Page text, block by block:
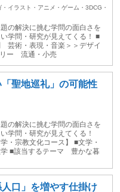
イラスト・アニメ・ゲーム・3DCG・
の解決に挑む学問の面白さを
学問・研究が見えてくる！ ■
芸術・表現・音楽＞＞デザイ
ー 流通・小売
聖地巡礼」の可能性
の解決に挑む学問の面白さを
学問・研究が見えてくる！
・宗教文化コース】 ■文学・
学 ■該当するテーマ 豊かな暮
口」を増やす仕掛け